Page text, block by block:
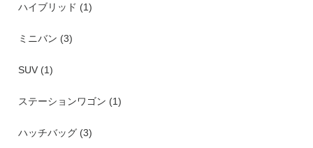
ハイブリッド (1)
ミニバン (3)
SUV (1)
ステーションワゴン (1)
ハッチバッグ (3)